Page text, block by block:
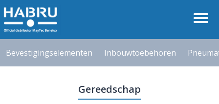
Bevestigingselementen Inbouwtoebehoren
Gereedschap